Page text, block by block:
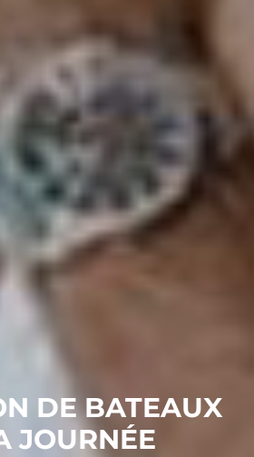
DE BATEAUX
JOURNÉE